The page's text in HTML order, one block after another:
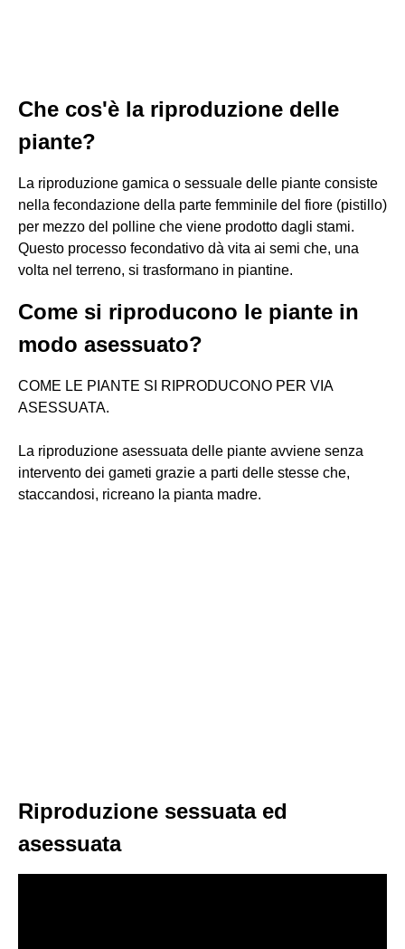
Che cos'è la riproduzione delle
piante?
La riproduzione gamica o sessuale delle piante consiste
nella fecondazione della parte femminile del fiore (pistillo)
per mezzo del polline che viene prodotto dagli stami.
Questo processo fecondativo dà vita ai semi che, una
volta nel terreno, si trasformano in piantine.
Come si riproducono le piante in
modo asessuato?
COME LE PIANTE SI RIPRODUCONO PER VIA
ASESSUATA.
La riproduzione asessuata delle piante avviene senza
intervento dei gameti grazie a parti delle stesse che,
staccandosi, ricreano la pianta madre.
Riproduzione sessuata ed
asessuata